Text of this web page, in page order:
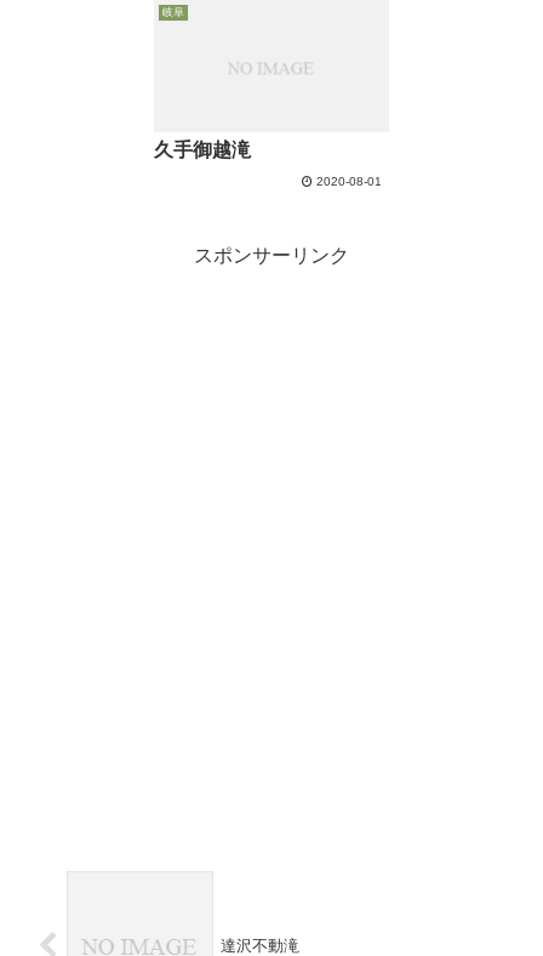
岐阜
久手御越滝
2020-08-01
スポンサーリンク
達沢不動滝